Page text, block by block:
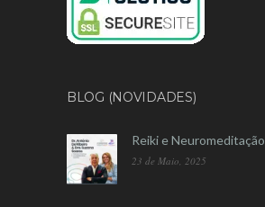
BLOG (NOVIDADES)
Reiki e Neuromeditação
23 de Maio, 2025